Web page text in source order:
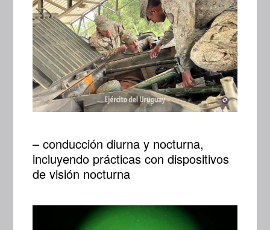
– conducción diurna y nocturna,
incluyendo prácticas con dispositivos
de visión nocturna